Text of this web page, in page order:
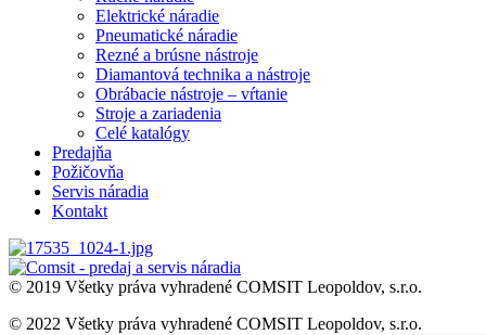
Elektrické náradie
Pneumatické náradie
Rezné a brúsne nástroje
Diamantová technika a nástroje
Obrábacie nástroje – vŕtanie
Stroje a zariadenia
Celé katalógy
Predajňa
Požičovňa
Servis náradia
Kontakt
© 2019 Všetky práva vyhradené COMSIT Leopoldov, s.r.o.
© 2022 Všetky práva vyhradené COMSIT Leopoldov, s.r.o.